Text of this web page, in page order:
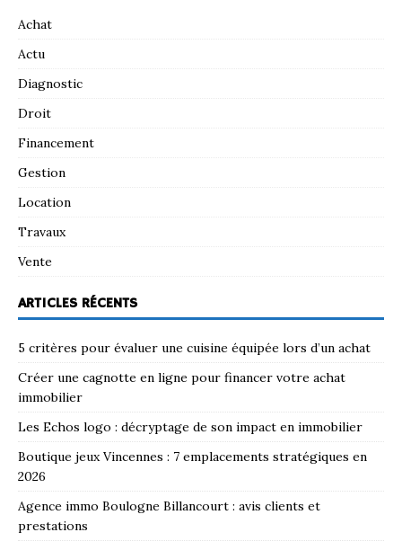
Achat
Actu
Diagnostic
Droit
Financement
Gestion
Location
Travaux
Vente
ARTICLES RÉCENTS
5 critères pour évaluer une cuisine équipée lors d’un achat
Créer une cagnotte en ligne pour financer votre achat
immobilier
Les Echos logo : décryptage de son impact en immobilier
Boutique jeux Vincennes : 7 emplacements stratégiques en
2026
Agence immo Boulogne Billancourt : avis clients et
prestations